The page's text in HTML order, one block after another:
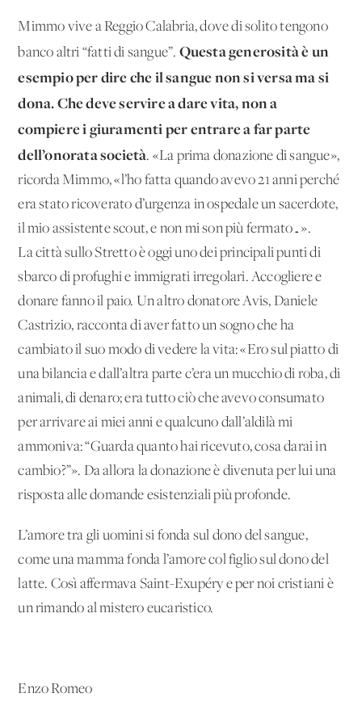
Mimmo vive a Reggio Calabria, dove di solito tengono
banco altri “fatti di sangue”. Questa generosità è un
esempio per dire che il sangue non si versa ma si
dona. Che deve servire a dare vita, non a
compiere i giuramenti per entrare a far parte
dell’onorata società. «La prima donazione di sangue»,
ricorda Mimmo, «l’ho fatta quando avevo 21 anni perché
era stato ricoverato d’urgenza in ospedale un sacerdote,
il mio assistente scout, e non mi son più fermato…».
La città sullo Stretto è oggi uno dei principali punti di
sbarco di profughi e immigrati irregolari. Accogliere e
donare fanno il paio. Un altro donatore Avis, Daniele
Castrizio, racconta di aver fatto un sogno che ha
cambiato il suo modo di vedere la vita: «Ero sul piatto di
una bilancia e dall’altra parte c’era un mucchio di roba, di
animali, di denaro; era tutto ciò che avevo consumato
per arrivare ai miei anni e qualcuno dall’aldilà mi
ammoniva: “Guarda quanto hai ricevuto, cosa darai in
cambio?”». Da allora la donazione è divenuta per lui una
risposta alle domande esistenziali più profonde.
L’amore tra gli uomini si fonda sul dono del sangue,
come una mamma fonda l’amore col figlio sul dono del
latte. Così affermava Saint-Exupéry e per noi cristiani è
un rimando al mistero eucaristico.
Enzo Romeo